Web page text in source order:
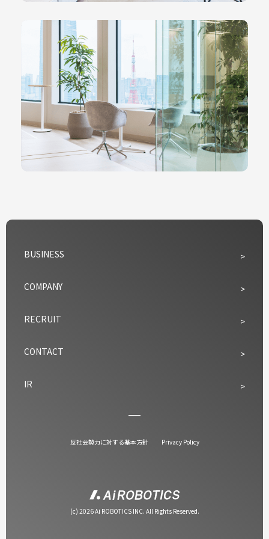
BUSINESS
COMPANY
RECRUIT
CONTACT
IR
反社会勢力に対する基本方針 Privacy Policy
(c) 2026 Ai ROBOTICS INC. All Rights Reserved.